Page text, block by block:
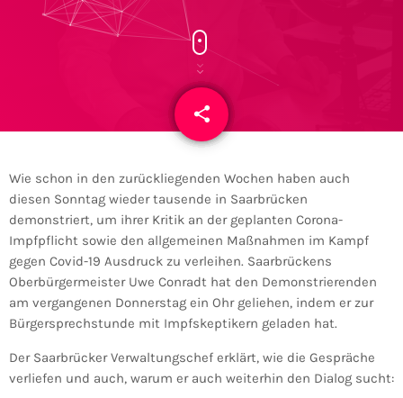
share
email
Wie schon in den zurückliegenden Wochen haben auch
diesen Sonntag wieder tausende in Saarbrücken
demonstriert, um ihrer Kritik an der geplanten Corona-
Impfpflicht sowie den allgemeinen Maßnahmen im Kampf
gegen Covid-19 Ausdruck zu verleihen. Saarbrückens
Oberbürgermeister Uwe Conradt hat den Demonstrierenden
am vergangenen Donnerstag ein Ohr geliehen, indem er zur
Bürgersprechstunde mit Impfskeptikern geladen hat.
Der Saarbrücker Verwaltungschef erklärt, wie die Gespräche
verliefen und auch, warum er auch weiterhin den Dialog sucht: